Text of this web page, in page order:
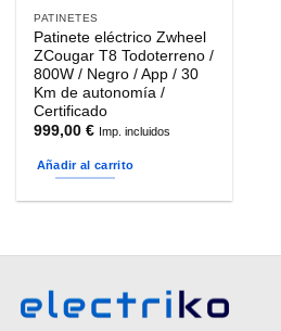
PATINETES
Patinete eléctrico Zwheel
ZCougar T8 Todoterreno /
800W / Negro / App / 30
Km de autonomía /
Certificado
999,00€ Imp. incluidos
Añadir al carrito